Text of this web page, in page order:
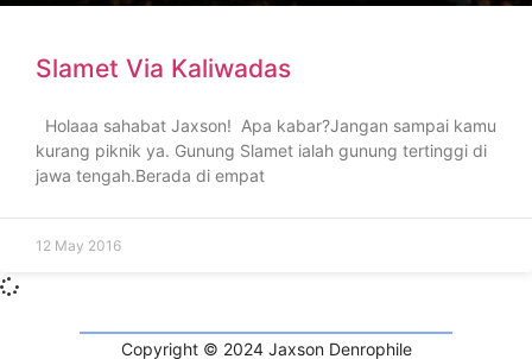
Slamet Via Kaliwadas
Holaaa sahabat Jaxson! Apa kabar?Jangan sampai kamu
kurang piknik ya. Gunung Slamet ialah gunung tertinggi di
jawa tengah.Berada di empat
12 May 2016
Copyright © 2024 Jaxson Denrophile